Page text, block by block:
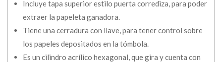
Incluye tapa superior estilo puerta corrediza, para poder
extraer la papeleta ganadora.
Tiene una cerradura con llave, para tener control sobre
los papeles depositados en la tómbola.
Es un cilindro acrílico hexagonal, que gira y cuenta con